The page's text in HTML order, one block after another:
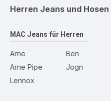
Herren Jeans und Hosen
MAC Jeans für Herren
Arne
Arne Pipe
Lennox
Ben
Jogn